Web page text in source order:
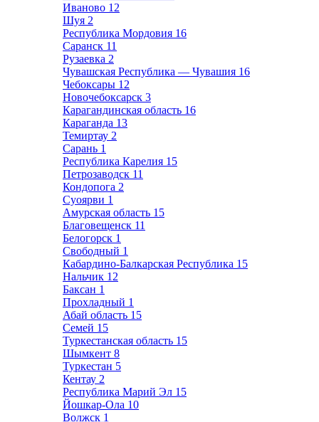
Иваново 12
Шуя 2
Республика Мордовия 16
Саранск 11
Рузаевка 2
Чувашская Республика — Чувашия 16
Чебоксары 12
Новочебоксарск 3
Карагандинская область 16
Караганда 13
Темиртау 2
Сарань 1
Республика Карелия 15
Петрозаводск 11
Кондопога 2
Суоярви 1
Амурская область 15
Благовещенск 11
Белогорск 1
Свободный 1
Кабардино-Балкарская Республика 15
Нальчик 12
Баксан 1
Прохладный 1
Абай область 15
Семей 15
Туркестанская область 15
Шымкент 8
Туркестан 5
Кентау 2
Республика Марий Эл 15
Йошкар-Ола 10
Волжск 1